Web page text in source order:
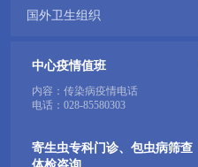
国外卫生组织
中心疫情值班
内容：传染病疫情电话
电话： 028-85580303
寄生虫专科门诊、包虫病筛查